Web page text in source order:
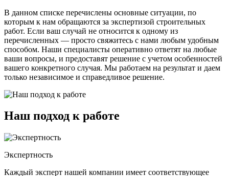
В данном списке перечислены основные ситуации, по
которым к нам обращаются за экспертизой строительных
работ. Если ваш случай не относится к одному из
перечисленных — просто свяжитесь с нами любым удобным
способом. Наши специалисты оперативно ответят на любые
ваши вопросы, и предоставят решение с учетом особенностей
вашего конкретного случая. Мы работаем на результат и даем
только независимое и справедливое решение.
Наш подход к работе
Экспертность
Каждый эксперт нашей компании имеет соответствующее